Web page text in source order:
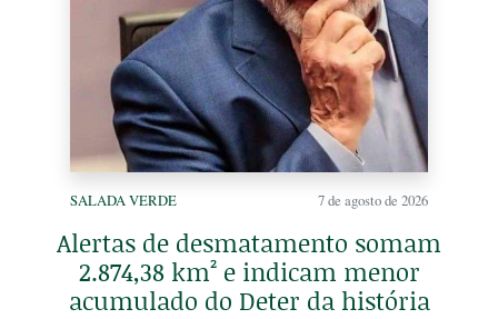
SALADA VERDE 7 de agosto de 2026
Alertas de desmatamento somam
2.874,38 km² e indicam menor
acumulado do Deter da história